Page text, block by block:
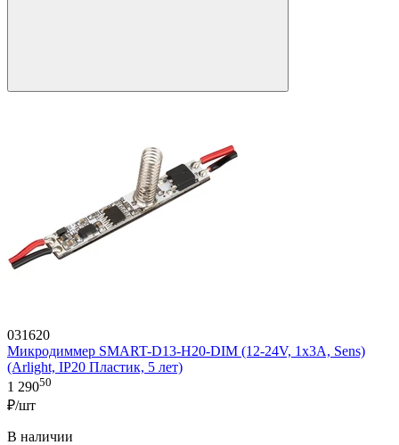
031620
Микродиммер SMART-D13-H20-DIM (12-24V, 1x3A, Sens)
(Arlight, IP20 Пластик, 5 лет)
1 29050
₽/шт
В наличии